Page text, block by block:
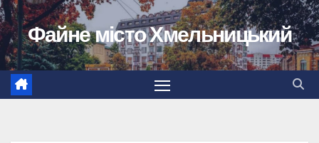
Перейти
до
вмісту
Файне місто Хмельницький